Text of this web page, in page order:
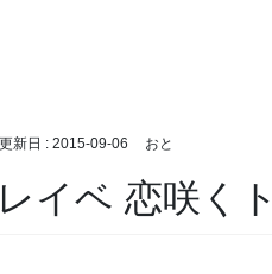
新日 : 2015-09-06 おと
イベ 恋咲く